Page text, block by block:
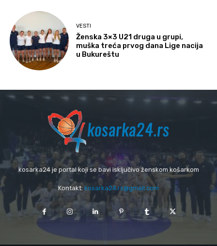
VESTI
Ženska 3×3 U21 druga u grupi,
muška treća prvog dana Lige nacija
u Bukureštu
kosarka24 je portal koji se bavi isključivo ženskom košarkom
Kontakt: kosarka24.rs@gmail.com